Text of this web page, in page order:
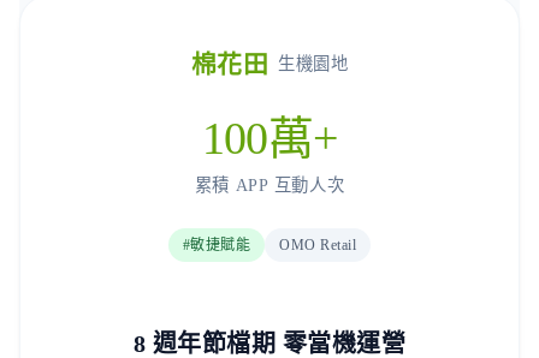
棉花田 生機園地
100萬+
累積 APP 互動人次
#敏捷賦能 OMO Retail
8 週年節檔期 零當機運營